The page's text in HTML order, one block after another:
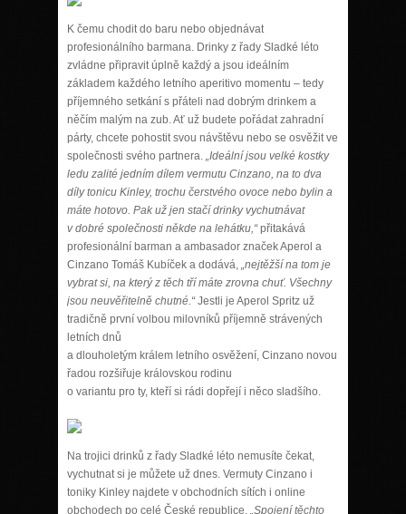
K čemu chodit do baru nebo objednávat
profesionálního barmana. Drinky z řady Sladké léto
zvládne připravit úplně každý a jsou ideálním
základem každého letního aperitivo momentu – tedy
příjemného setkání s přáteli nad dobrým drinkem a
něčím malým na zub. Ať už budete pořádat zahradní
párty, chcete pohostit svou návštěvu nebo se osvěžit ve
společnosti svého partnera. „Ideální jsou velké kostky
ledu zalité jedním dílem vermutu Cinzano, na to dva
díly tonicu Kinley, trochu čerstvého ovoce nebo bylin a
máte hotovo. Pak už jen stačí drinky vychutnávat
v dobré společnosti někde na lehátku,“přitakává
profesionální barman a ambasador značek Aperol a
Cinzano Tomáš Kubíček a dodává, „nejtěžší na tom je
vybrat si, na který z těch tří máte zrovna chuť. Všechny
jsou neuvěřitelně chutné.“Jestli je Aperol Spritz už
tradičně první volbou milovníků příjemně strávených
letních dnů
a dlouholetým králem letního osvěžení, Cinzano novou
řadou rozšiřuje královskou rodinu
o variantu pro ty, kteří si rádi dopřejí i něco sladšího.
Na trojici drinků z řady Sladké léto nemusíte čekat,
vychutnat si je můžete už dnes. Vermuty Cinzano i
toniky Kinley najdete v obchodních sítích i online
obchodech po celé České republice. „Spojení těchto